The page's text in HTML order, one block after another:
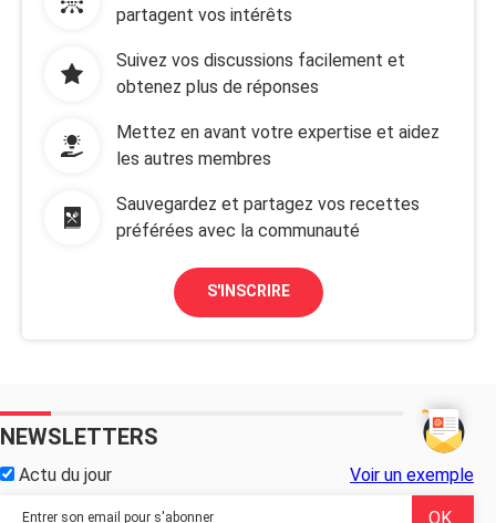
j’ai pris un gros coup de soleil. Puis j’ai pelé, j’ai
énormément dû hydrater ma peau. Et là j’ai des plaques de
Je vous remercie par avance pour l’aide.
partagent vos intérêts
Suivez vos discussions facilement et
obtenez plus de réponses
Mettez en avant votre expertise et aidez
les autres membres
Sauvegardez et partagez vos recettes
préférées avec la communauté
S'INSCRIRE
NEWSLETTERS
Actu du jour Voir un exemple